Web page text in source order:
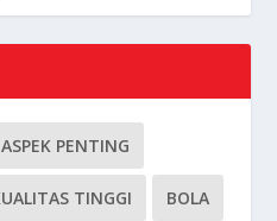
ASPEK PENTING
TINGGI BOLA